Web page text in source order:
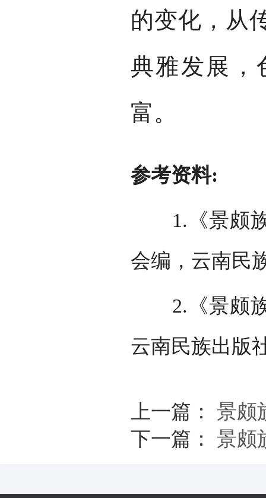
的变化，从
典雅发展，
富。
参考资料:
1.《景颇族
会编，云南民
2.《景颇族
云南民族出版
上一篇： 景颇
下一篇： 景颇